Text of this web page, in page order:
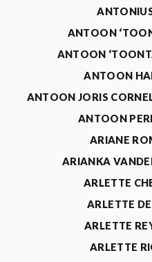
ANTOON
ANTOON
ANTOON
ANTOON JORIS
ANTOON
ARIANE
ARIANKA
ARLETTE
ARLETTE
ARLETTE
ARLETTE